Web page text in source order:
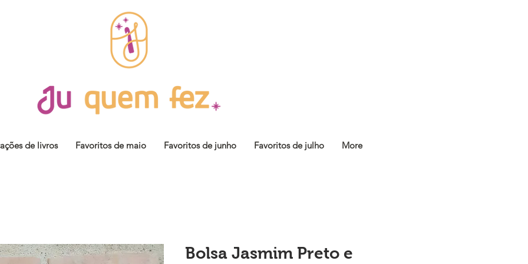
de livros Favoritos de maio Favoritos de junho Favoritos de julho More
Bolsa Jasmim Preto e